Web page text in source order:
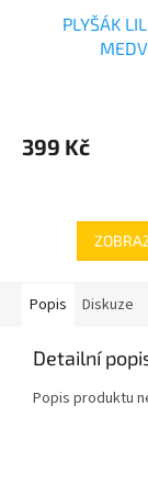
PLYŠÁK
399 Kč
Popis Diskuze
Detailní
Popis produktu